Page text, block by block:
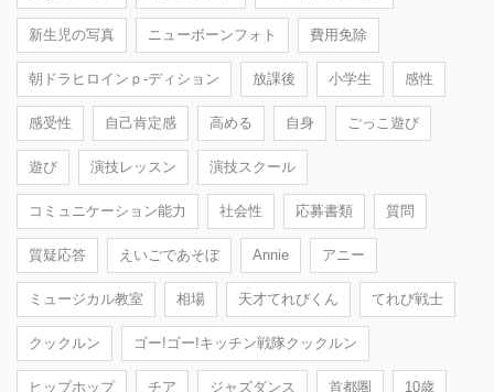
新生児の写真 ニューボーンフォト 費用免除
朝ドラヒロインｐ-ディション 放課後 小学生 感性
感受性 自己肯定感 高める 自身 ごっこ遊び
遊び 演技レッスン 演技スクール
コミュニケーション能力 社会性 応募書類 質問
質疑応答 えいごであそぼ Annie アニー
ミュージカル教室 相場 天才てれびくん てれび戦士
クックルン ゴー!ゴー!キッチン戦隊クックルン
ヒップホップ チア ジャズダンス 首都圏 10歳